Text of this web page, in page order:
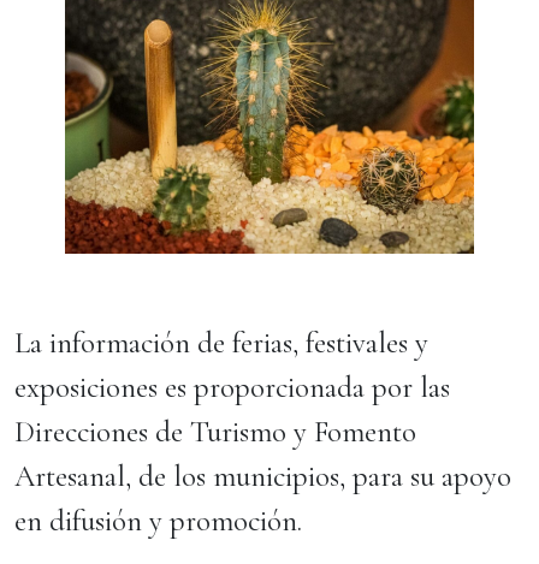
La información de ferias, festivales y
exposiciones es proporcionada por las
Direcciones de Turismo y Fomento
Artesanal, de los municipios, para su apoyo
en difusión y promoción.